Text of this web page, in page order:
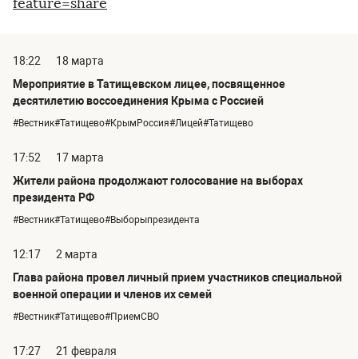
18:22
18 марта
Мероприятие в Татищевском лицее, посвященное
десятилетию воссоединения Крыма с Россией
#Вестник#Татищево#КрымРоссия#Лицей#Татищево
17:52
17 марта
Жители района продолжают голосование на выборах
президента РФ
#Вестник#Татищево#Выборыпрезидента
12:17
2 марта
Глава района провел личный прием участников специальной
военной операции и членов их семей
#Вестник#Татищево#ПриемСВО
17:27
21 февраля